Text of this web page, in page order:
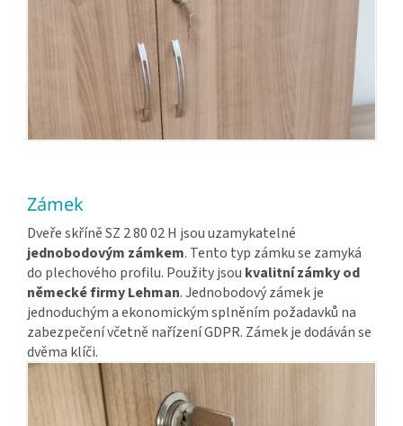
Zámek
Dveře skříně SZ 2 80 02 H jsou uzamykatelné
jednobodovým zámkem. Tento typ zámku se zamyká
do plechového profilu. Použity jsou kvalitní zámky od
německé firmy Lehman. Jednobodový zámek je
jednoduchým a ekonomickým splněním požadavků na
zabezpečení včetně nařízení GDPR. Zámek je dodáván se
dvěma klíči.